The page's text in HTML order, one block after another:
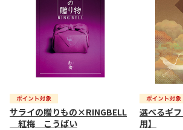
サライの贈りもの×RINGBELL
紅梅 こうばい
選べるギ
用】